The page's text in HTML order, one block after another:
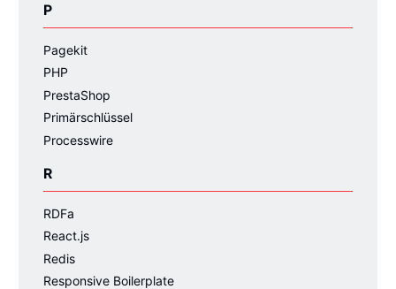
P
Pagekit
PHP
PrestaShop
Primärschlüssel
Processwire
R
RDFa
React.js
Redis
Responsive Boilerplate